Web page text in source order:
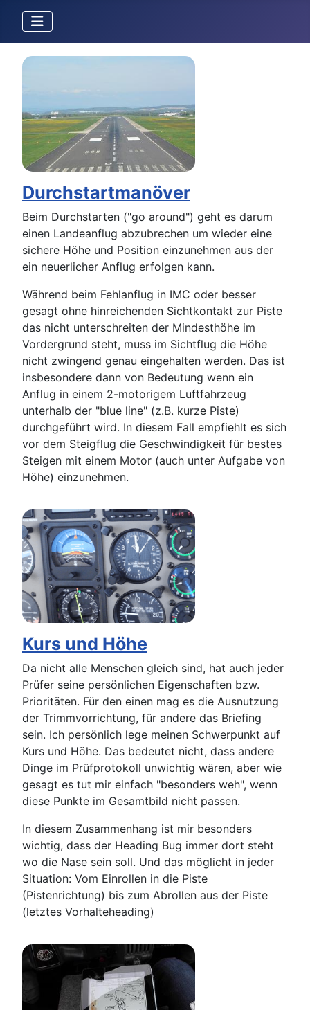
Durchstartmanöver
Beim Durchstarten ("go around") geht es darum
einen Landeanflug abzubrechen um wieder eine
sichere Höhe und Position einzunehmen aus der
ein neuerlicher Anflug erfolgen kann.
Während beim Fehlanflug in IMC oder besser
gesagt ohne hinreichenden Sichtkontakt zur Piste
das nicht unterschreiten der Mindesthöhe im
Vordergrund steht, muss im Sichtflug die Höhe
nicht zwingend genau eingehalten werden. Das ist
insbesondere dann von Bedeutung wenn ein
Anflug in einem 2-motorigem Luftfahrzeug
unterhalb der "blue line" (z.B. kurze Piste)
durchgeführt wird. In diesem Fall empfiehlt es sich
vor dem Steigflug die Geschwindigkeit für bestes
Steigen mit einem Motor (auch unter Aufgabe von
Höhe) einzunehmen.
Kurs und Höhe
Da nicht alle Menschen gleich sind, hat auch jeder
Prüfer seine persönlichen Eigenschaften bzw.
Prioritäten. Für den einen mag es die Ausnutzung
der Trimmvorrichtung, für andere das Briefing
sein. Ich persönlich lege meinen Schwerpunkt auf
Kurs und Höhe. Das bedeutet nicht, dass andere
Dinge im Prüfprotokoll unwichtig wären, aber wie
gesagt es tut mir einfach "besonders weh", wenn
diese Punkte im Gesamtbild nicht passen.
In diesem Zusammenhang ist mir besonders
wichtig, dass der Heading Bug immer dort steht
wo die Nase sein soll. Und das möglicht in jeder
Situation: Vom Einrollen in die Piste
(Pistenrichtung) bis zum Abrollen aus der Piste
(letztes Vorhalteheading)